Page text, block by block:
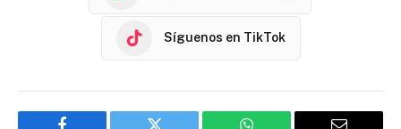
Síguenos en TikTok